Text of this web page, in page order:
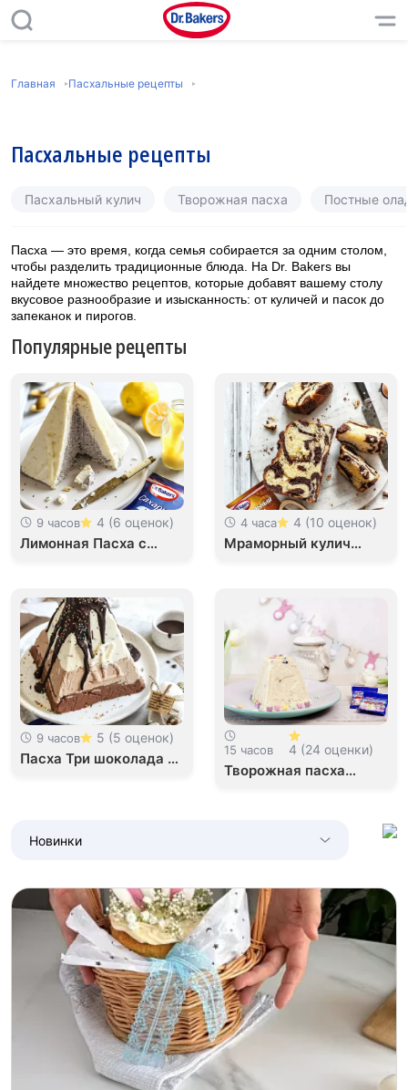
Главная Пасхальные рецепты
Пасхальные рецепты
Пасхальный кулич Творожная пасха Постные
Пасха — это время, когда семья собирается за одним столом,
чтобы разделить традиционные блюда. На Dr. Bakers вы
найдете множество рецептов, которые добавят вашему столу
вкусовое разнообразие и изысканность: от куличей и пасок до
запеканок и пирогов.
Популярные рецепты
9 часов 4 (6 оценок)
Лимонная Пасха с
9 часов 5 (5 оценок)
Пасха Три шоколада из
4 часа 4 (10 оценок)
Мраморный кулич
15 часов 4 (24 оценки)
Творожная пасха
Новинки